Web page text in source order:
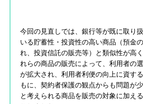
今回の見直しでは、銀行等が既に取り
いる貯蓄性・投資性の高い商品（預金
れ、投資信託の販売等）と類似性が高
れらの商品の販売によって、利用者の
が拡大され、利用者利便の向上に資す
もに、契約者保護の観点からも問題が
と考えられる商品を販売の対象に加え